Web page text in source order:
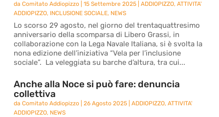
daComitato Addiopizzo |15 Settembre 2025 |ADDIOPIZZO,ATTIVITA'
ADDIOPIZZO, INCLUSIONE SOCIALE, NEWS
Lo scorso 29 agosto, nel giorno del trentaquattresimo
anniversario della scomparsa di Libero Grassi, in
collaborazione con la Lega Navale Italiana, si è svolta la
nona edizione dell’iniziativa “Vela per l’inclusione
sociale”. La veleggiata su barche d’altura, tra cui...
Anche alla Noce si può fare: denuncia
collettiva
daComitato Addiopizzo |26 Agosto 2025 |ADDIOPIZZO,ATTIVITA'
ADDIOPIZZO, NEWS